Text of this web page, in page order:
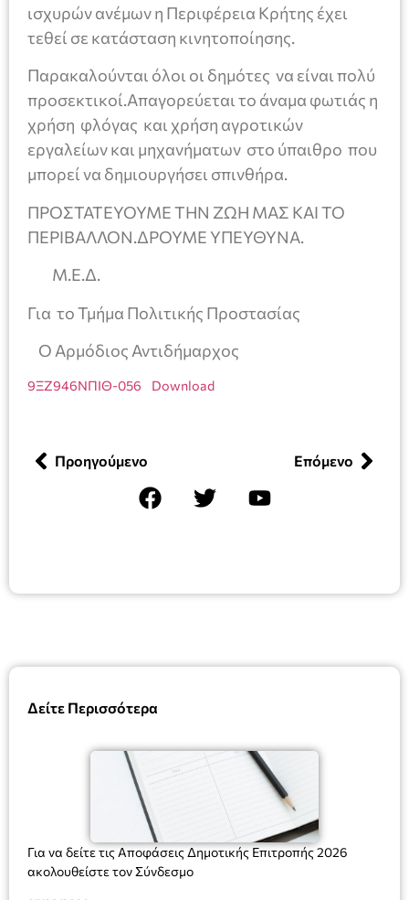
Δείτε Περισσότερα
Για να δείτε τις Αποφάσεις Δημοτικής Επιτροπής 2026
ακολουθείστε τον Σύνδεσμο
ισχυρών ανέμων η Περιφέρεια Κρήτης έχει
τεθεί σε κατάσταση κινητοποίησης.
Παρακαλούνται όλοι οι δημότες να είναι πολύ
προσεκτικοί.Απαγορεύεται το άναμα φωτιάς η
χρήση φλόγας και χρήση αγροτικών
εργαλείων και μηχανήματων στο ύπαιθρο που
μπορεί να δημιουργήσει σπινθήρα.
ΠΡΟΣΤΑΤΕΥΟΥΜΕ ΤΗΝ ΖΩΗ ΜΑΣ ΚΑΙ ΤΟ
ΠΕΡΙΒΑΛΛΟΝ.ΔΡΟΥΜΕ ΥΠΕΥΘΥΝΑ.
Μ.Ε.Δ.
Για το Τμήμα Πολιτικής Προστασίας
Ο Αρμόδιος Αντιδήμαρχος
9ΞΖ946ΝΠΙΘ-056 Download
Προηγούμενο Επόμενο